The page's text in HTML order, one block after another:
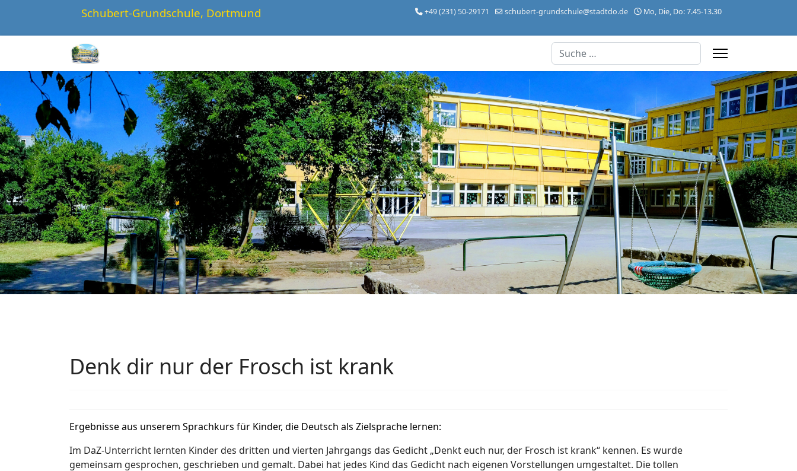
Schubert-Grundschule, Dortmund +49 (231) 50-29171 schubert-grundschule@stadtdo.de Mo, Die, Do: 7.45-13.30
Suchen
Denk dir nur der Frosch ist krank
Ergebnisse aus unserem Sprachkurs für Kinder, die Deutsch als Zielsprache lernen:
Im DaZ-Unterricht lernten Kinder des dritten und vierten Jahrgangs das Gedicht „Denkt euch nur, der Frosch ist krank“ kennen. Es wurde
gemeinsam gesprochen, geschrieben und gemalt. Dabei hat jedes Kind das Gedicht nach eigenen Vorstellungen umgestaltet. Die tollen